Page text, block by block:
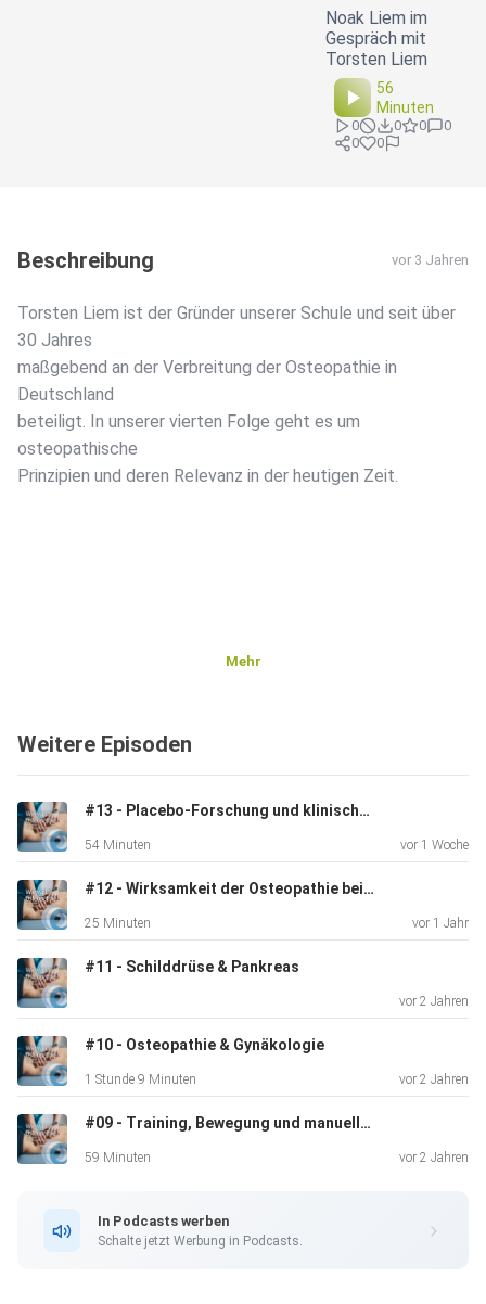
Noak Liem im
Gespräch mit
Torsten Liem
56
Minuten
0 0 0
0
0
0
Beschreibung vor 3 Jahren
Torsten Liem ist der Gründer unserer Schule und seit über
30 Jahres
maßgebend an der Verbreitung der Osteopathie in
Deutschland
beteiligt. In unserer vierten Folge geht es um
osteopathische
Prinzipien und deren Relevanz in der heutigen Zeit.
Mehr
Weitere Episoden
#13 - Placebo-Forschung und klinische Praxis in der Osteopathie
54 Minuten vor 1 Woche
#12 - Wirksamkeit der Osteopathie beim Krankheitsbild der schmerzhaften Regelblutung
25 Minuten vor 1 Jahr
#11 - Schilddrüse & Pankreas
vor 2 Jahren
#10 - Osteopathie & Gynäkologie
1 Stunde 9 Minuten vor 2 Jahren
#09 - Training, Bewegung und manuelle osteopathische Techniken
59 Minuten vor 2 Jahren
In Podcasts werben
Schalte jetzt Werbung in Podcasts.